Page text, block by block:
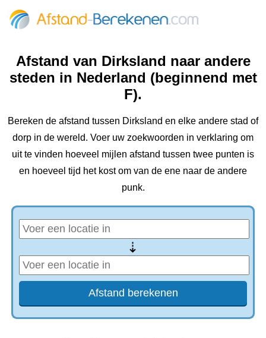
Afstand van Dirksland naar andere
steden in Nederland (beginnend met
F).
Bereken de afstand tussen Dirksland en elke andere stad of
dorp in de wereld. Voer uw zoekwoorden in verklaring om
uit te vinden hoeveel mijlen afstand tussen twee punten is
en hoeveel tijd het kost om van de ene naar de andere
punk.
⇢